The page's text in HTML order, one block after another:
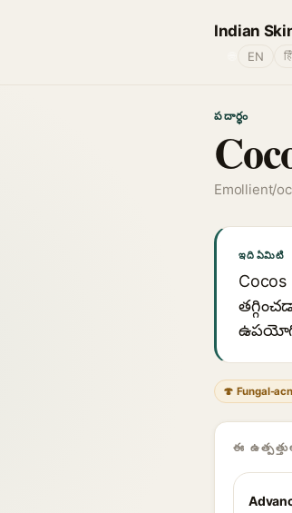
Indian
EN
పదార్థం
Emollient/
ఇది ఏమిటి
🍄 Fungal-
ఈ